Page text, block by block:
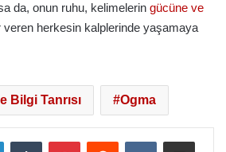
da, onun ruhu, kelimelerin gücüne ve
veren herkesin kalplerinde yaşamaya
Bilgi Tanrısı Ogma
LinkedInTumblr PinterestReddit VKontakteE-Posta ile paylaş